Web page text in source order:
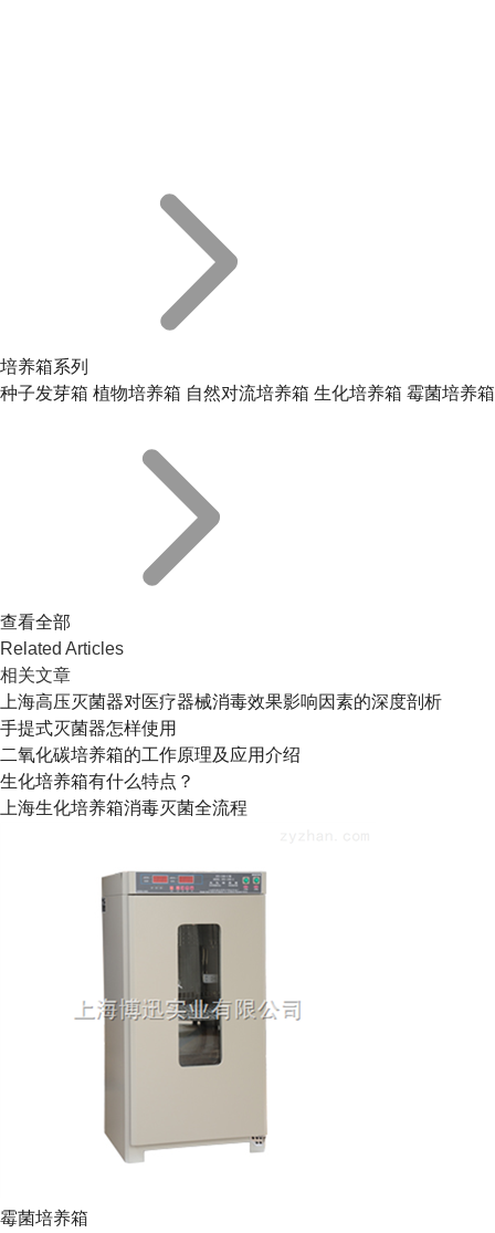
培养箱系列
种子发芽箱 植物培养箱 自然对流培养箱 生化培养箱 霉菌培养箱
查看全部
Related Articles
相关文章
上海高压灭菌器对医疗器械消毒效果影响因素的深度剖析
手提式灭菌器怎样使用
二氧化碳培养箱的工作原理及应用介绍
生化培养箱有什么特点？
上海生化培养箱消毒灭菌全流程
霉菌培养箱